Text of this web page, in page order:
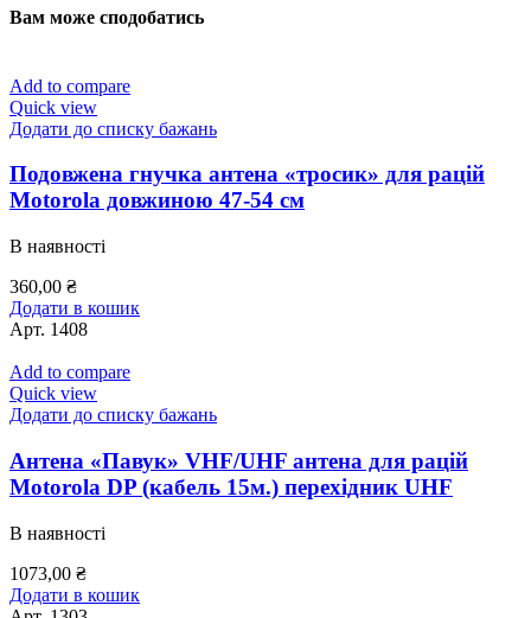
Вам може сподобатись
Add to compare
Quick view
Додати до списку бажань
Подовжена гнучка антена «тросик» для рацій
Motorola довжиною 47-54 см
В наявності
360,00 ₴
Додати в кошик
Арт. 1408
Add to compare
Quick view
Додати до списку бажань
Антена «Павук» VHF/UHF антена для рацій
Motorola DP (кабель 15м.) перехідник UHF
В наявності
1073,00 ₴
Додати в кошик